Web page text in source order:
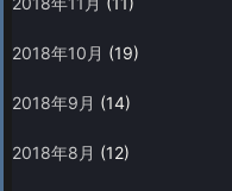
2018年10月 (19)
2018年9月 (14)
2018年8月 (12)